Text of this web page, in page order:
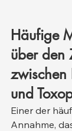
Häufige
über den
zwischen
und
Einer der
Annahme,